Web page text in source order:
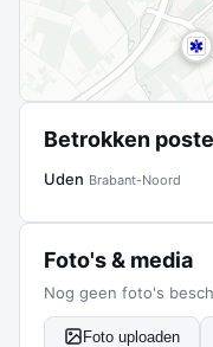
Betrokken
Uden Brabant-Noord
Foto's & media
Nog geen foto's
Foto uploaden